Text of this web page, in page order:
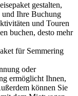
gestalten,
und Ihre Buchung
und Touren
buchen, desto mehr
für Semmering
oder
ermöglicht Ihnen,
können Sie